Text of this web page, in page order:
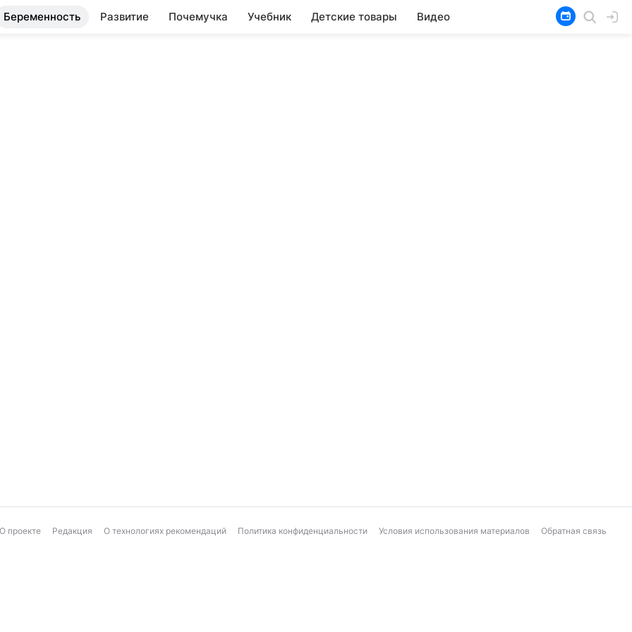
Беременность Развитие Почемучка Учебник Детские товары Видео
О проекте Редакция О технологиях рекомендаций Политика конфиденциальности Условия использования материалов Обратная связь